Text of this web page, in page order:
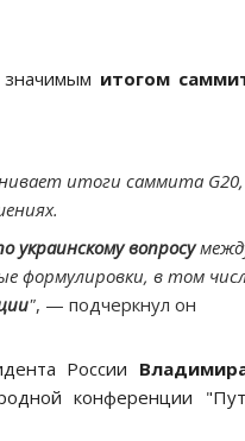
значимым итогом
итоги саммита
украинскому вопросу
формулировки, в том
", — подчеркнул он
России
конференции